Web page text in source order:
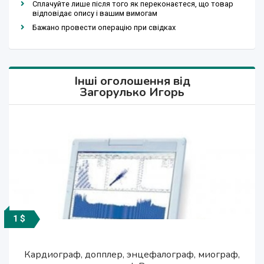
Сплачуйте лише після того як переконаєтеся, що товар
відповідає опису і вашим вимогам
Бажано провести операцію при свідках
Інші оголошення від
Загорулько Игорь
Кардиограф, допплер, энцефалограф, миограф,
Кардиограф, допплер, энцефалограф, миограф,
Кардиограф, допплер, энцефалограф, миограф,
1 $
Кардиограф, допплер, энцефалограф, миограф,
Кардиограф, допплер, энцефалограф, миограф,
Кардиограф, допплер, энцефалограф, миограф,
Кардиограф, допплер, энцефалограф, миограф,
Кардиограф, допплер, энцефалограф, миограф,
Кардиограф, допплер, энцефалограф, миограф,
Кардиограф, допплер, энцефалограф, миограф,
Кардиограф, допплер, энцефалограф, миограф,
Кардиограф, допплер, энцефалограф, миограф,